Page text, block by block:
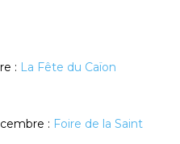
: La Fête du Caïon
: Foire de la Saint